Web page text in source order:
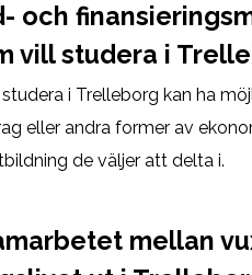
och
vill studera i
i Trelleborg kan ha
eller andra former av
de väljer att delta i.
mellan